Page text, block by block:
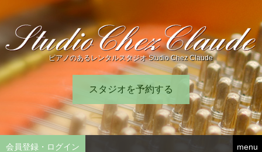
ピアノのあるレンタルスタジオ Studio Chez Claude
スタジオを予約する
会員登録・ログイン
menu